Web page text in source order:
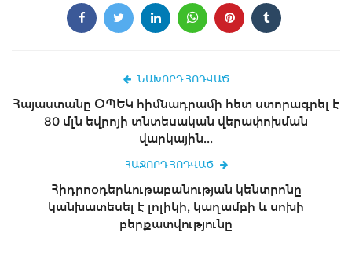
ՆԱԽՈՐԴ ՀՈԴՎԱԾ
Հայաստանը ՕՊԵԿ հիմնադրամի հետ ստորագրել է
80 մլն եվրոյի տնտեսական վերափոխման
վարկային...
ՀԱՋՈՐԴ ՀՈԴՎԱԾ
Հիդրոօդերևութաբանության կենտրոնը
կանխատեսել է լոլիկի, կաղամբի և սոխի
բերքատվությունը